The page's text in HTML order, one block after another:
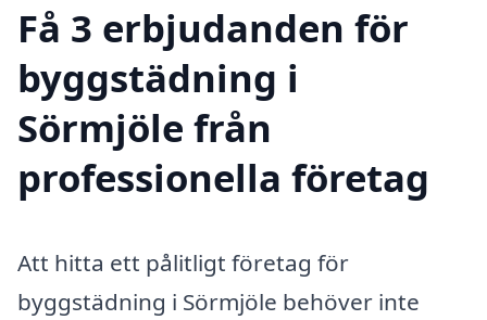
Få 3 erbjudanden för
byggstädning i
Sörmjöle från
professionella företag
Att hitta ett pålitligt företag för
byggstädning i Sörmjöle behöver inte